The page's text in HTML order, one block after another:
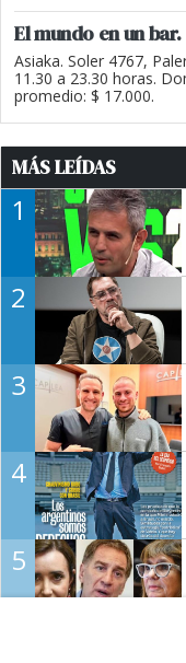
El mundo en un bar.
Asiaka. Soler 4767,
11.30 a 23.30 horas.
promedio: $ 17.000.
MÁS LEÍDAS
1
2
3
4
5